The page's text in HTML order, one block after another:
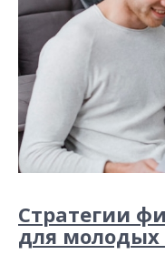
Стратегии
для молодых